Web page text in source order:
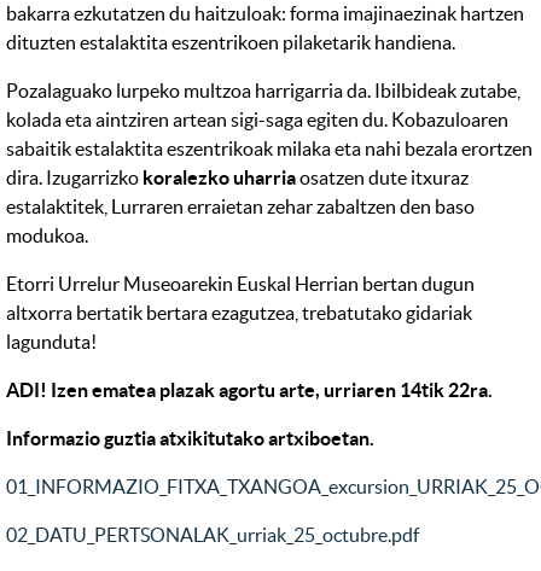
bakarra ezkutatzen du haitzuloak: forma imajinaezinak hartzen
dituzten estalaktita eszentrikoen pilaketarik handiena.
Pozalaguako lurpeko multzoa harrigarria da. Ibilbideak zutabe,
kolada eta aintziren artean sigi-saga egiten du. Kobazuloaren
sabaitik estalaktita eszentrikoak milaka eta nahi bezala erortzen
dira. Izugarrizko koralezko uharriaosatzen dute itxuraz
estalaktitek, Lurraren erraietan zehar zabaltzen den baso
modukoa.
Etorri Urrelur Museoarekin Euskal Herrian bertan dugun
altxorra bertatik bertara ezagutzea, trebatutako gidariak
lagunduta!
ADI! Izen ematea plazak agortu arte, urriaren 14tik 22ra.
Informazio guztia atxikitutako artxiboetan.
02_DATU_PERTSONALAK_urriak_25_octubre.pdf